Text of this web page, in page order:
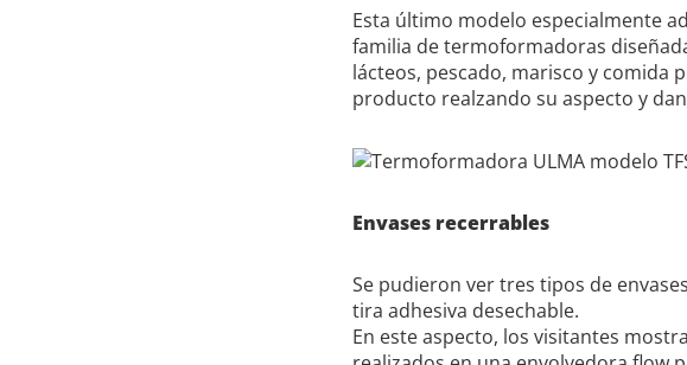
Esta último modelo especialmente
familia de termoformadoras
lácteos, pescado, marisco y comida
producto realzando su aspecto y
Envases recerrables
Se pudieron ver tres tipos de
tira adhesiva desechable.
En este aspecto, los visitantes